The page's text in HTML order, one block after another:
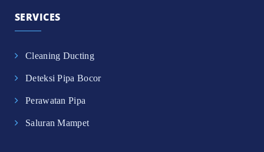
SERVICES
Cleaning Ducting
Deteksi Pipa Bocor
Perawatan Pipa
Saluran Mampet